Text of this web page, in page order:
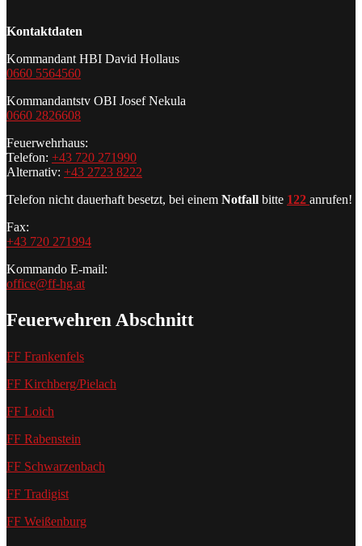
Kontaktdaten
Kommandant HBI David Hollaus
0660 5564560
Kommandantstv OBI Josef Nekula
0660 2826608
Feuerwehrhaus:
Telefon: +43 720 271990
Alternativ: +43 2723 8222
Telefon nicht dauerhaft besetzt, bei einem Notfall bitte 122 anrufen!
Fax:
+43 720 271994
Kommando E-mail:
office@ff-hg.at
Feuerwehren Abschnitt
FF Frankenfels
FF Kirchberg/Pielach
FF Loich
FF Rabenstein
FF Schwarzenbach
FF Tradigist
FF Weißenburg